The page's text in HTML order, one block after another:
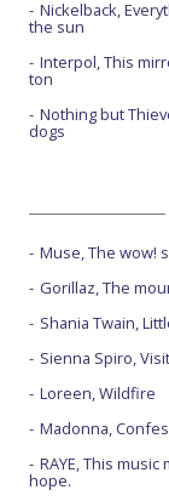
Nickelback,
the sun
Interpol, This
ton
Nothing but
dogs
Muse, The wow!
Gorillaz, The
Shania Twain,
Sienna Spiro,
Loreen, Wildfire
Madonna,
RAYE, This music
hope.